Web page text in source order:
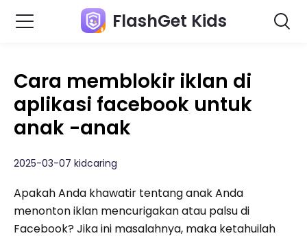
FlashGet Kids
Cara memblokir iklan di
aplikasi facebook untuk
anak -anak
2025-03-07 kidcaring
Apakah Anda khawatir tentang anak Anda
menonton iklan mencurigakan atau palsu di
Facebook? Jika ini masalahnya, maka ketahuilah